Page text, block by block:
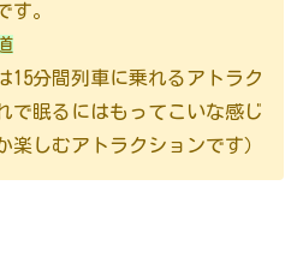
す。
15分間列車に乗れるアトラク
で眠るにはもってこいな感じ
楽しむアトラクションです）